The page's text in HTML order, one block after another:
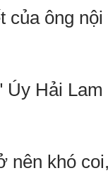
của ông
Hải
nên khó